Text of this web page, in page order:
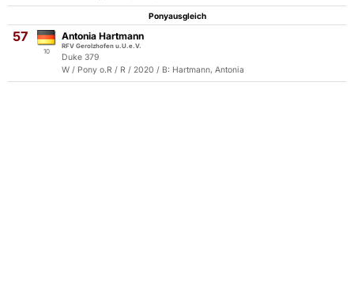
Ponyausgleich
57
10
Antonia Hartmann
RFV Gerolzhofen u.U.e.V.
Duke 379
W / Pony o.R / R / 2020 / B: Hartmann, Antonia